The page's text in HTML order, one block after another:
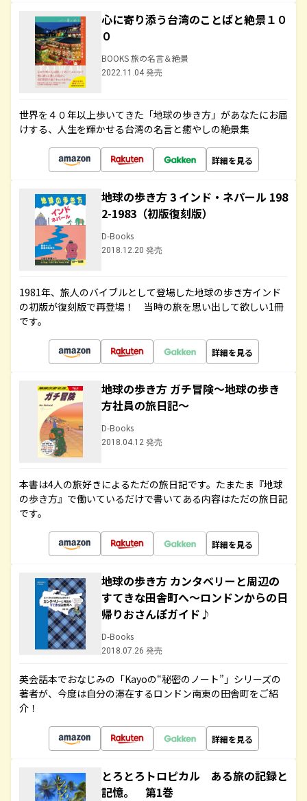
心に寄り添う台湾のことばと絶景１０
０
BOOKS 旅の名言＆絶景
2022.11.04 発売
世界を４０年以上歩いてきた「地球の歩き方」があなたにお届
けする、人生を輝かせる台湾の名言と癒やしの絶景集
詳細を見る
地球の歩き方 3 インド・ネパール 198
2-1983（初版復刻版）
D-Books
2018.12.20 発売
1981年、旅人のバイブルとして登場した地球の歩き方インド
の初版が復刻版で再登場！ 当時の旅を思い出して欲しい1冊
です。
詳細を見る
地球の歩き方 ガチ冒険～地球の歩き
方社員の旅日記～
D-Books
2018.04.12 発売
本書は4人の旅好きによるただの旅日記です。たまたま『地球
の歩き方』で働いているだけで書いてある内容はただの旅日記
です。
詳細を見る
地球の歩き方 カンタベリーと周辺の
すてきな田舎町へ～ロンドンからの日
帰りおさんぽガイド♪
D-Books
2018.07.26 発売
英会話本でおなじみの「Kayoの“秘密のノート”」シリーズの
著者が、今度は自分の滞在するロンドン南東の田舎町をご紹
介！
詳細を見る
とろとろトロピカル ある旅の記録と
記憶。 第1巻